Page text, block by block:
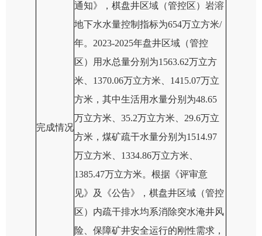
完成情况
通知》， 棋盘井区域（管控区）岩溶
地下水水量控制指标为654万立方米/
年。 2023-2025年盘井区域（管控
区）用水总量分别为1563.62万立方
米 、1370.06万立方米 、1415.07万立
方米，其中生活用水量分别为48.65
万立方米、35.2万立方米、29.6万立
方米， 煤矿疏干水量分别为1514.97
万立方米、1334.86万立方米、
1385.47万立方米。 根据《评审意
见》及《公告》， 棋盘井区域（管控
区）内疏干排水均系消除突水淹井风
险、保障矿井安全运行的刚性需求，